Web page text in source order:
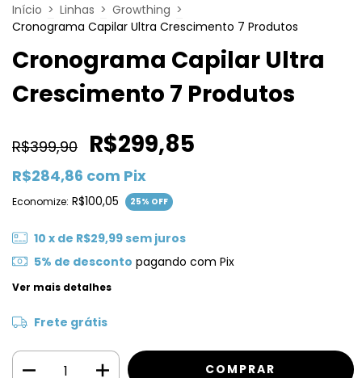
Início > Linhas > Growthing >
Cronograma Capilar Ultra Crescimento 7 Produtos
Cronograma Capilar Ultra
Crescimento 7 Produtos
R$399,90 R$299,85
R$284,86 com Pix
Economize: R$100,05 25% OFF
10 x de R$29,99sem juros
5% de desconto pagando com Pix
Ver mais detalhes
Frete grátis